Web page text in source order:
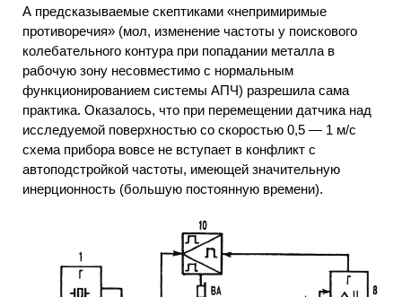
А предсказываемые скептиками «непримиримые
противоречия» (мол, изменение частоты у поискового
колебательного контура при попадании металла в
рабочую зону несовместимо с нормальным
функционированием системы АПЧ) разрешила сама
практика. Оказалось, что при перемещении датчика над
исследуемой поверхностью со скоростью 0,5 — 1 м/с
схема прибора вовсе не вступает в конфликт с
автоподстройкой частоты, имеющей значительную
инерционность (большую постоянную времени).